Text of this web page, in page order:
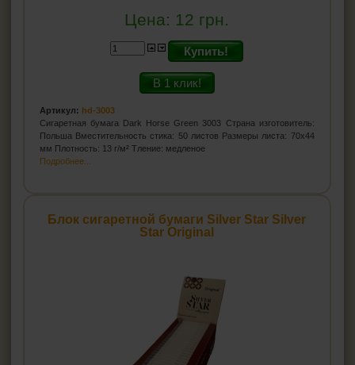
Цена: 12 грн.
Купить!
В 1 клик!
Артикул: hd-3003
Сигаретная бумага Dark Horse Green 3003 Страна изготовитель:
Польша Вместительность стика: 50 листов Размеры листа: 70x44
мм Плотность: 13 г/м² Тление: медленое
Подробнее...
Блок сигаретной бумаги Silver Star Silver
Star Original